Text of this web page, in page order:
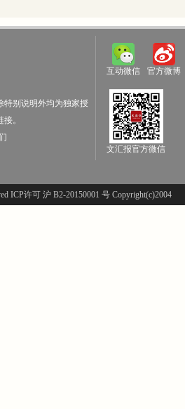
特别说明外均为独家授
。
互动微信 官方微博
文汇报官方微信
ICP许可 沪 B2-20150001 号 Copyright(c)2004